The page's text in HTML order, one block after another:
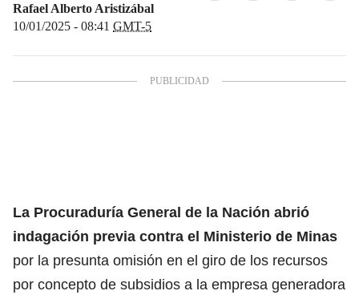
Rafael Alberto Aristizábal
10/01/2025 - 08:41 GMT-5
La Procuraduría General de la Nación abrió
indagación previa contra el Ministerio de Minas
por la presunta omisión en el giro de los recursos
por concepto de subsidios a la empresa generadora